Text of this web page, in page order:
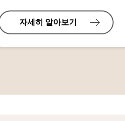
자세히 알아보기